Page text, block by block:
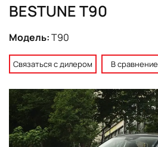
BESTUNE T90
Модель:T90
Связаться с дилером В сравнение